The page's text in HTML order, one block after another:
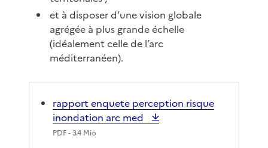
et à disposer d’une vision globale
agrégée à plus grande échelle
(idéalement celle de l’arc
méditerranéen).
rapport enquete perception risque
inondation arc med
PDF- 3.4 Mio